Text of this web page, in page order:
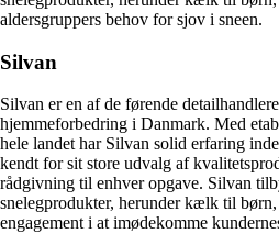
aldersgruppers behov for sjov i sneen.
Silvan
Silvan er en af de førende
hjemmeforbedring i Danmark. Med
hele landet har Silvan solid erfaring
kendt for sit store udvalg af
rådgivning til enhver opgave. Silvan
snelegprodukter, herunder kælk til
engagement i at imødekomme